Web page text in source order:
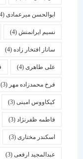
ابوالحسن میرعمادی(4)
نسیم ایرانمنش(4) سید
ساناز افتخار زاده(4)
علی طاهری(4) فرید
فرخ محمدزاده مهر(3)
کیکاووس امینی(3)
فاطمه ظفرنژاد(3)
اسكندر مختاری (3)
عبدالمجید ارفعی(3)